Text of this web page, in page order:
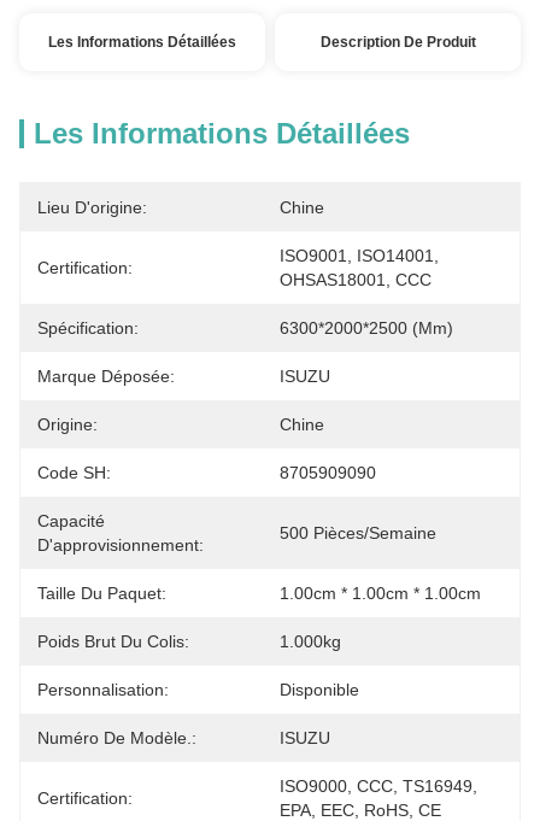
Les Informations Détaillées Description De Produit
Les Informations Détaillées
Lieu D'origine: Chine
Certification:
ISO9001, ISO14001,
OHSAS18001, CCC
Spécification: 6300*2000*2500 (mm)
Marque Déposée: ISUZU
Origine: Chine
Code SH: 8705909090
Capacité
D'approvisionnement:
500 Pièces/semaine
Taille Du Paquet: 1.00cm * 1.00cm * 1.00cm
Poids Brut Du Colis: 1.000kg
Personnalisation: Disponible
Numéro De Modèle.: ISUZU
Certification:
ISO9000, CCC, TS16949,
EPA, EEC, RoHS, CE